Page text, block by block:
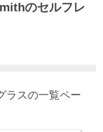
のセルフレ
ラスの一覧ペー